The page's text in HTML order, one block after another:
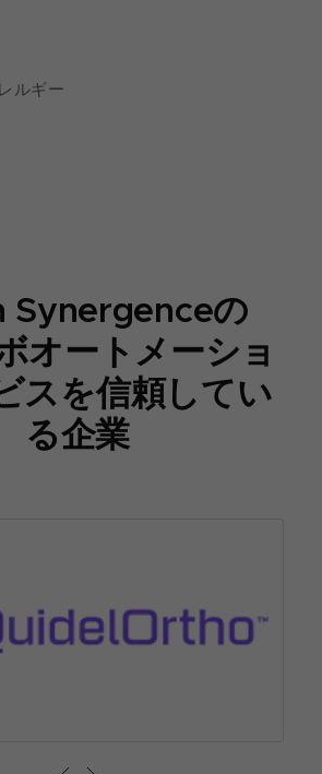
ルギー
Synergenceの
オートメーショ
スを信頼してい
る企業